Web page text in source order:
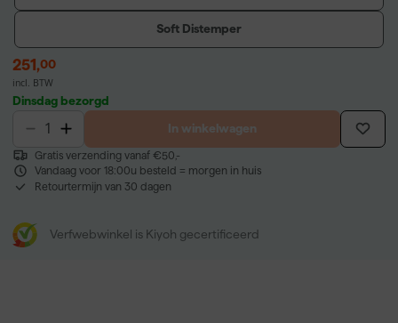
Soft Distemper
251,00
incl. BTW
Dinsdag bezorgd
In winkelwagen
Gratis verzending vanaf €50,-
Vandaag voor 18:00u besteld = morgen in huis
Retourtermijn van 30 dagen
Verfwebwinkel is Kiyoh gecertificeerd